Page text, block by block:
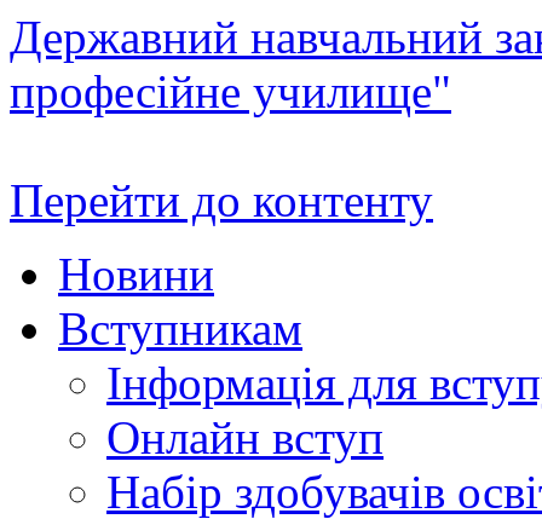
Державний навчальний
професійне училище"
Перейти до контенту
Новини
Вступникам
Інформація для
Онлайн вступ
Набір здобувачів